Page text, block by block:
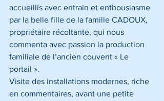
accueillis avec entrain et enthousiasme
par la belle fille de la famille CADOUX,
propriétaire récoltante, qui nous
commenta avec passion la production
familiale de l’ancien couvent « Le
portail ».
Visite des installations modernes, riche
en commentaires, avant une petite